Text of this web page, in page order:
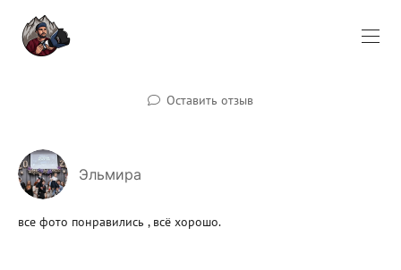
Оставить отзыв
Эльмира
все фото понравились , всё хорошо.